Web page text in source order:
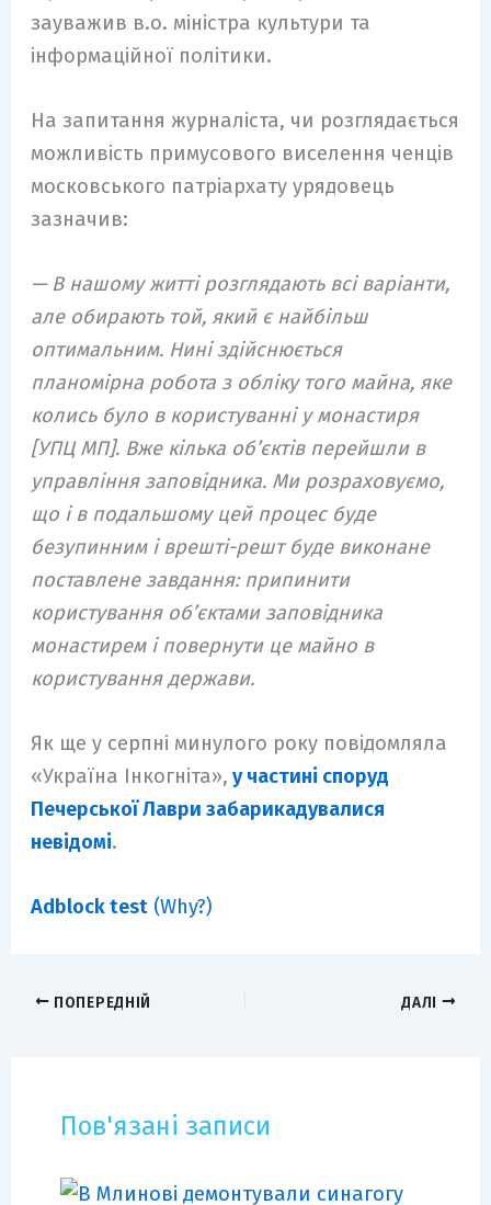
зауважив в.о. міністра культури та
інформаційної політики.
На запитання журналіста, чи розглядається
можливість примусового виселення ченців
московського патріархату урядовець
зазначив:
— В нашому житті розглядають всі варіанти,
але обирають той, який є найбільш
оптимальним. Нині здійснюється
планомірна робота з обліку того майна, яке
колись було в користуванні у монастиря
[УПЦ МП]. Вже кілька об’єктів перейшли в
управління заповідника. Ми розраховуємо,
що і в подальшому цей процес буде
безупинним і врешті-решт буде виконане
поставлене завдання: припинити
користування об’єктами заповідника
монастирем і повернути це майно в
користування держави.
Як ще у серпні минулого року повідомляла
«Україна Інкогніта», у частині споруд
Печерської Лаври забарикадувалися
невідомі.
Adblock test (Why?)
ПОПЕРЕДНІЙ ДАЛІ
Пов'язані записи